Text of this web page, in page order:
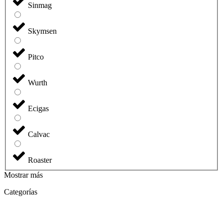
Sinmag
Skymsen
Pitco
Wurth
Ecigas
Calvac
Roaster
Mostrar más
Categorías